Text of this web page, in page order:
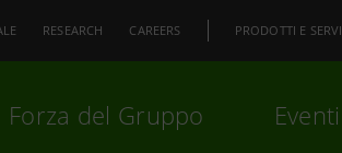
RESEARCH CAREERS PRODOTTI E
Forza del Gruppo